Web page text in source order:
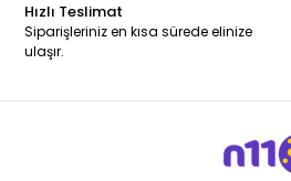
Hızlı Teslimat
Siparişleriniz en kısa sürede elinize
ulaşır.